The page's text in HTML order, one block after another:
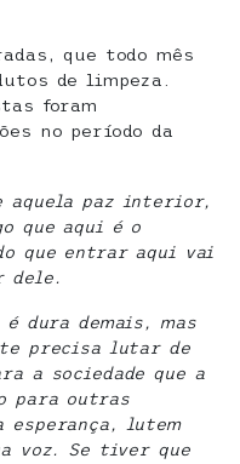
que todo mês
de limpeza.
foram
no período da
aquela paz interior,
que aqui é o
que entrar aqui vai
dele.
dura demais, mas
precisa lutar de
a sociedade que a
para outras
esperança, lutem
voz. Se tiver que